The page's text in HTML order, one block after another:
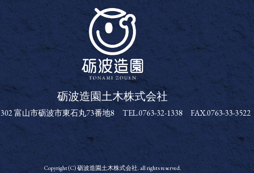
砺波造園土木株式会社
砺波造園土木株式会社
富山市砺波市東石丸73番地8 TEL.0763-32-1338 FAX.0763-33-3522
Copyright (C) 砺波造園土木株式会社. all rights reserved.